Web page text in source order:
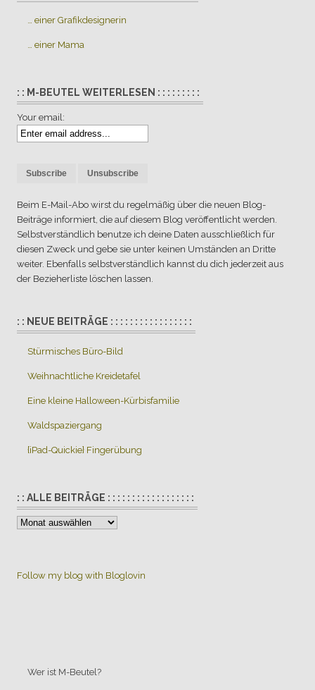
… einer Grafikdesignerin
… einer Mama
: : M-BEUTEL WEITERLESEN : : : : : : : : :
Your email:
Beim E-Mail-Abo wirst du regelmäßig über die neuen Blog-
Beiträge informiert, die auf diesem Blog veröffentlicht werden.
Selbstverständlich benutze ich deine Daten ausschließlich für
diesen Zweck und gebe sie unter keinen Umständen an Dritte
weiter. Ebenfalls selbstverständlich kannst du dich jederzeit aus
der Bezieherliste löschen lassen.
: : NEUE BEITRÄGE : : : : : : : : : : : : : : : : :
Stürmisches Büro-Bild
Weihnachtliche Kreidetafel
Eine kleine Halloween-Kürbisfamilie
Waldspaziergang
{iPad-Quickie} Fingerübung
: : ALLE BEITRÄGE : : : : : : : : : : : : : : : : : :
:
Follow my blog with Bloglovin
Wer ist M-Beutel?